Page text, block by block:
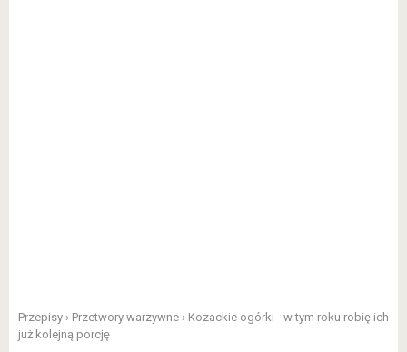
Przepisy › Przetwory warzywne › Kozackie ogórki - w tym roku robię ich
już kolejną porcję